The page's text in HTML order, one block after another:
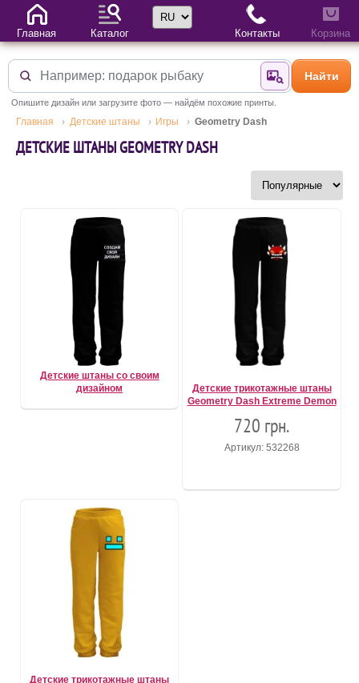
Найти поНайти
Опишите дизайн или загрузите фото — найдём похожие принты.
Главная Детские штаны Игры Geometry Dash
ДЕТСКИЕ ШТАНЫ GEOMETRY DASH
Детские штаны со своим
дизайном
Детские трикотажные штаны
Geometry Dash Extreme Demon
720 грн.
Артикул: 532268
Детские трикотажные штаны
Главная Каталог
Выбор языка
Контакты Корзина